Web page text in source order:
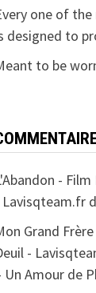
one of
designed to
to be
-
Lavisqteam.fr
Grand
-
Un Amour de